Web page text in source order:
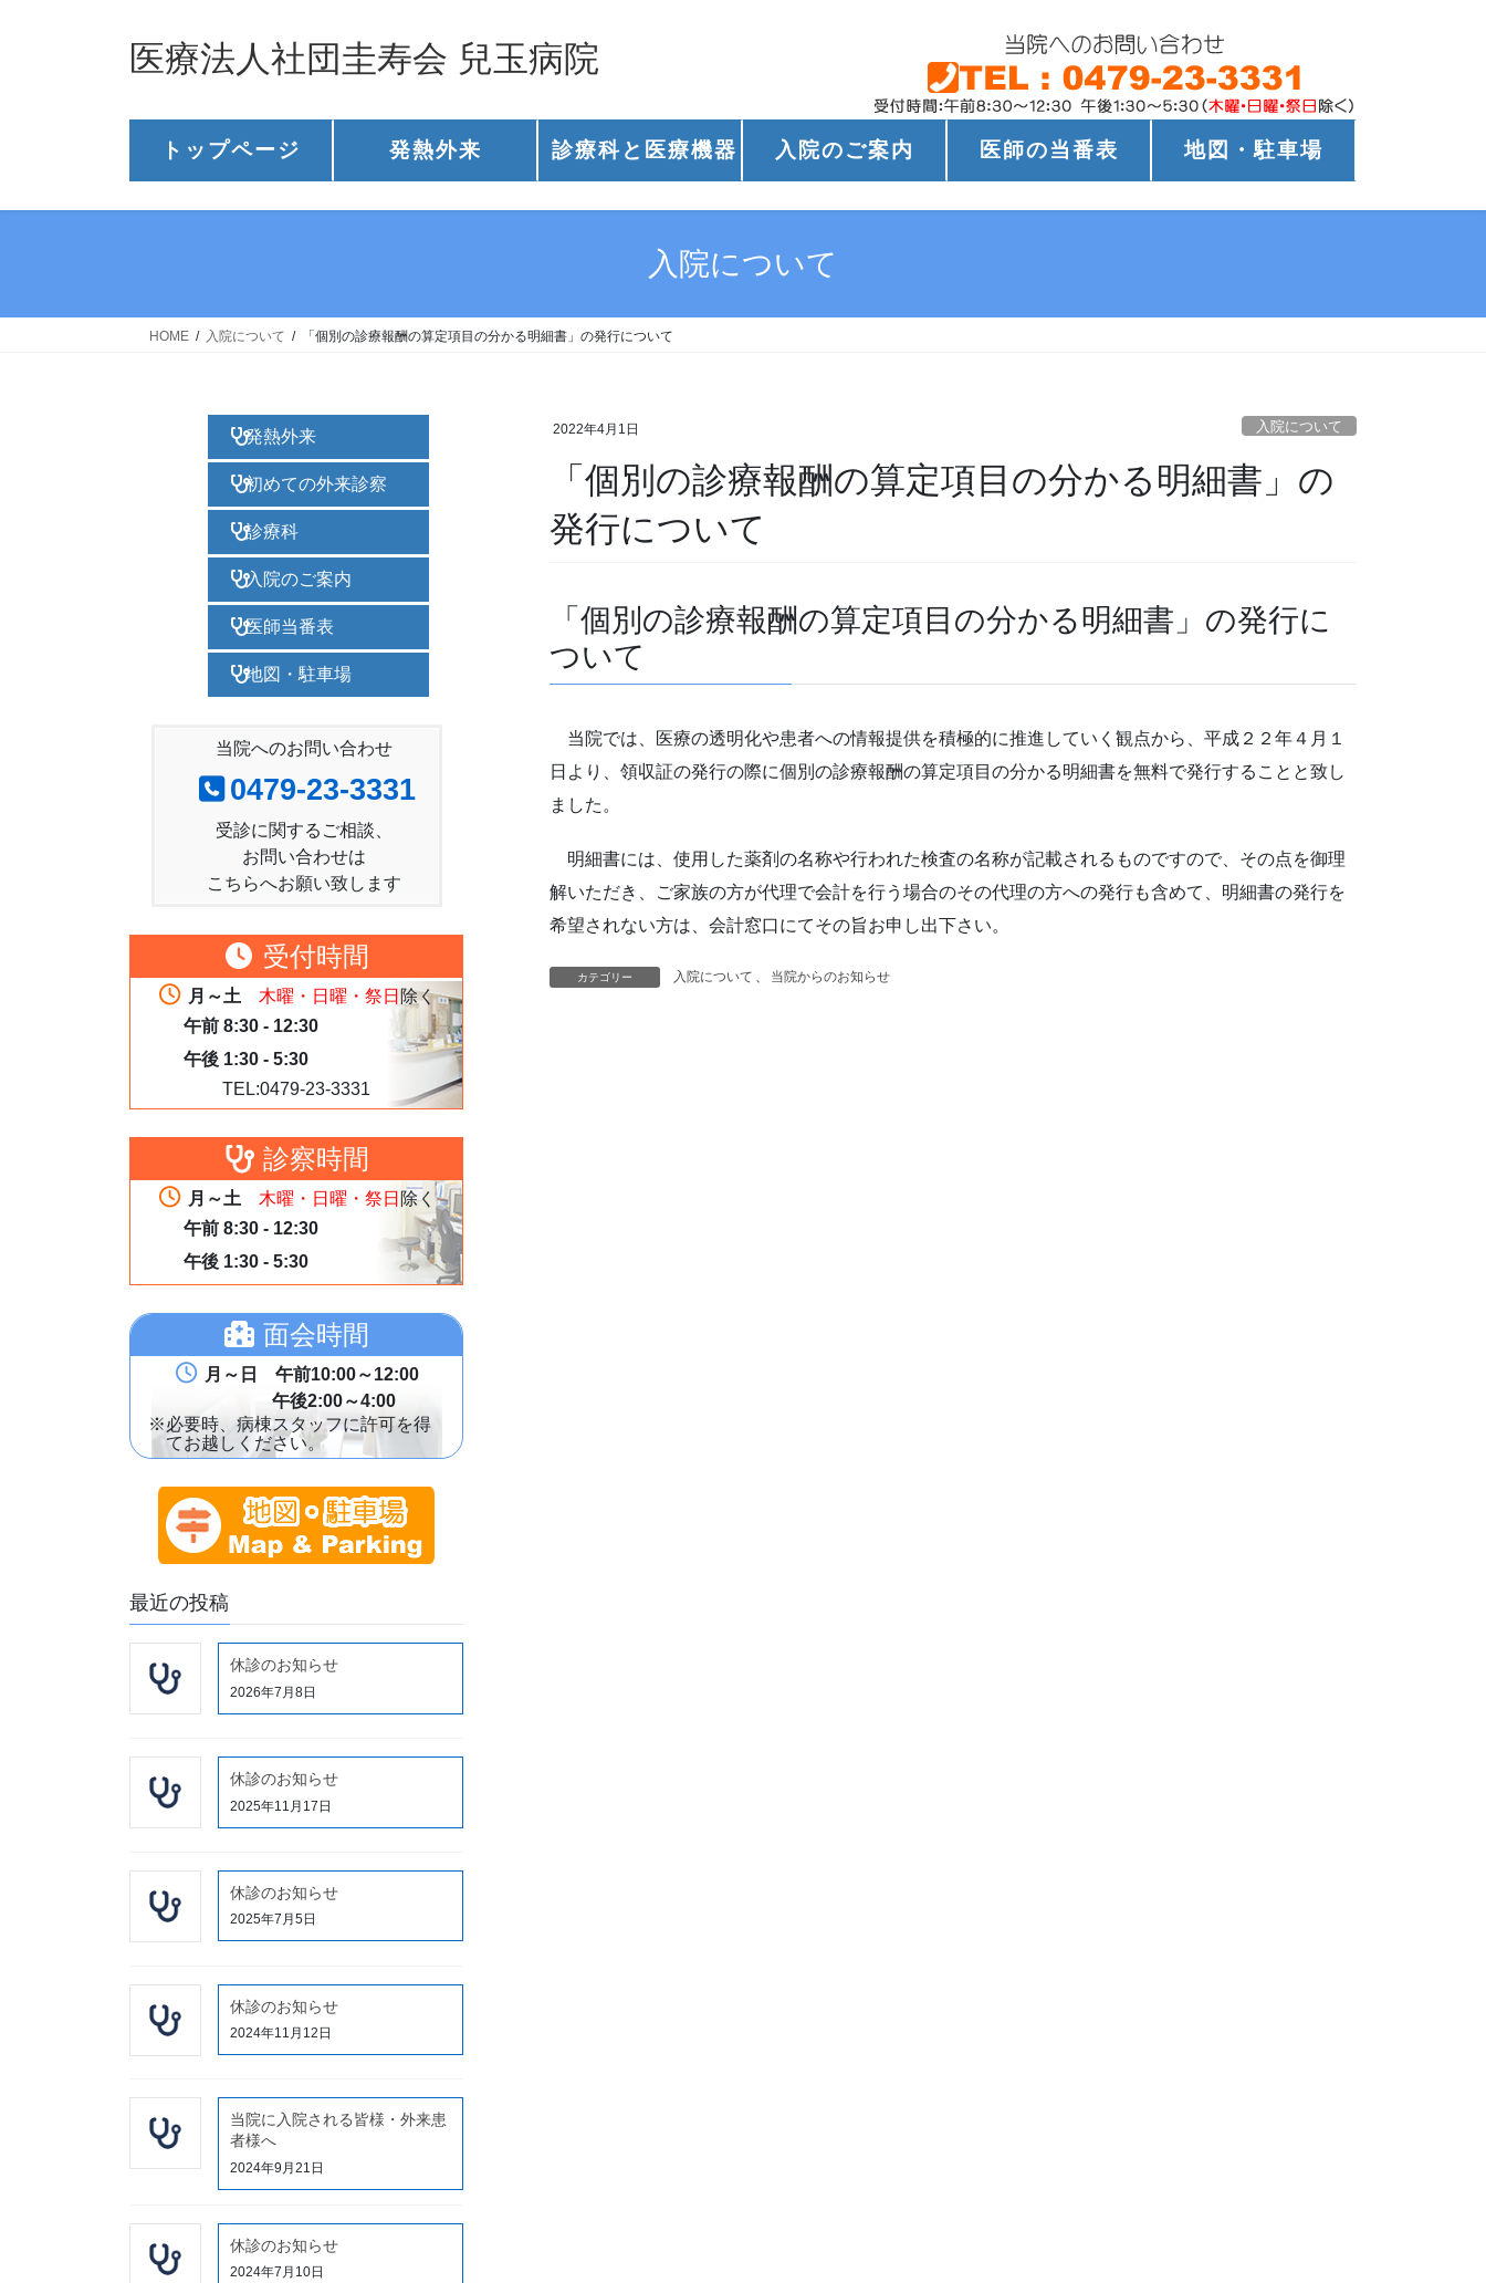
医療法人社団圭寿会 兒玉病院
トップページ 発熱外来 診療科と医療機器 入院のご案内 医師の当番表 地図・駐車場
入院について
HOME 入院について 「個別の診療報酬の算定項目の分かる明細書」の発行について
2022年4月1日 入院について
「個別の診療報酬の算定項目の分かる明細書」の
発行について
「個別の診療報酬の算定項目の分かる明細書」の発行に
ついて
当院では、医療の透明化や患者への情報提供を積極的に推進していく観点から、平成２２年４月１
日より、領収証の発行の際に個別の診療報酬の算定項目の分かる明細書を無料で発行することと致し
ました。
明細書には、使用した薬剤の名称や行われた検査の名称が記載されるものですので、その点を御理
解いただき、ご家族の方が代理で会計を行う場合のその代理の方への発行も含めて、明細書の発行を
希望されない方は、会計窓口にてその旨お申し出下さい。
カテゴリー 入院について 、 当院からのお知らせ
発熱外来
初めての外来診察
診療科
入院のご案内
医師当番表
地図・駐車場
当院へのお問い合わせ
0479-23-3331
受診に関するご相談、
お問い合わせは
こちらへお願い致します
受付時間
月～土 木曜・日曜・祭日 除く
午前 8:30 - 12:30
午後 1:30 - 5:30
TEL:0479-23-3331
診察時間
月～土 木曜・日曜・祭日 除く
午前 8:30 - 12:30
午後 1:30 - 5:30
面会時間
月～日 午前10:00～12:00
午後2:00～4:00
※必要時、病棟スタッフに許可を得
てお越しください。
最近の投稿
休診のお知らせ
2026年7月8日
休診のお知らせ
2025年11月17日
休診のお知らせ
2025年7月5日
休診のお知らせ
2024年11月12日
当院に入院される皆様・外来患
者様へ
2024年9月21日
休診のお知らせ
2024年7月10日